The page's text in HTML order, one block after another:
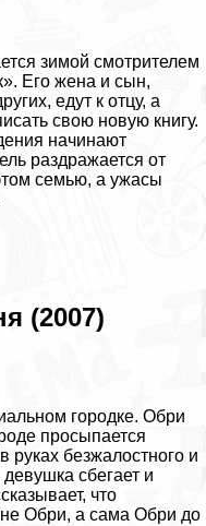
зимой смотрителем
Его жена и сын,
едут к отцу, а
свою новую книгу.
начинают
раздражается от
семью, а ужасы
(2007)
городке. Обри
просыпается
руках безжалостного и
сбегает и
что
не Обри, а сама Обри до